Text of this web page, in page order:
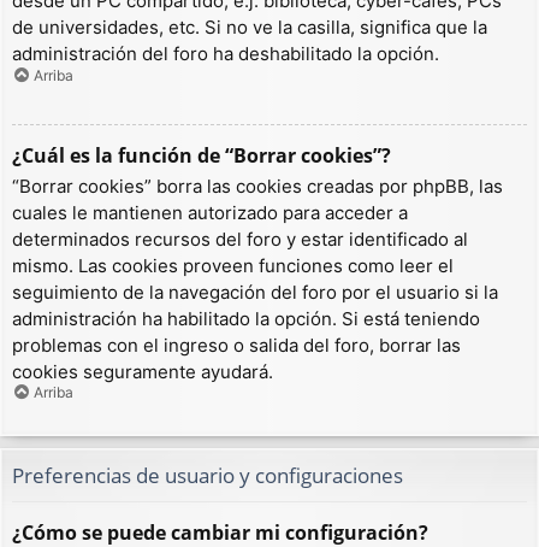
de universidades, etc. Si no ve la casilla, significa que la
administración del foro ha deshabilitado la opción.
Arriba
¿Cuál es la función de “Borrar cookies”?
“Borrar cookies” borra las cookies creadas por phpBB, las
cuales le mantienen autorizado para acceder a
determinados recursos del foro y estar identificado al
mismo. Las cookies proveen funciones como leer el
seguimiento de la navegación del foro por el usuario si la
administración ha habilitado la opción. Si está teniendo
problemas con el ingreso o salida del foro, borrar las
cookies seguramente ayudará.
Arriba
Preferencias de usuario y configuraciones
¿Cómo se puede cambiar mi configuración?